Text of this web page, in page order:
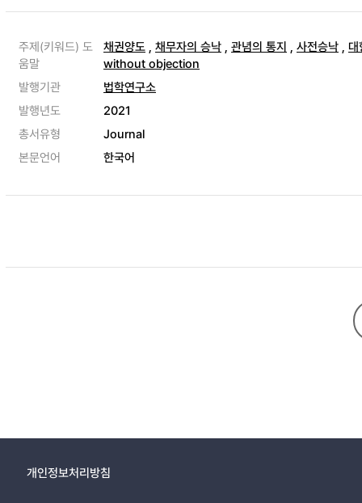
주제(키워드) 도
움말
채권양도 , 채무자의 승낙 , 관념의 통지 , 사전승낙 , 대
without objection
발행기관
법학연구소
발행년도
2021
총서유형
Journal
본문언어
한국어
개인정보처리방침